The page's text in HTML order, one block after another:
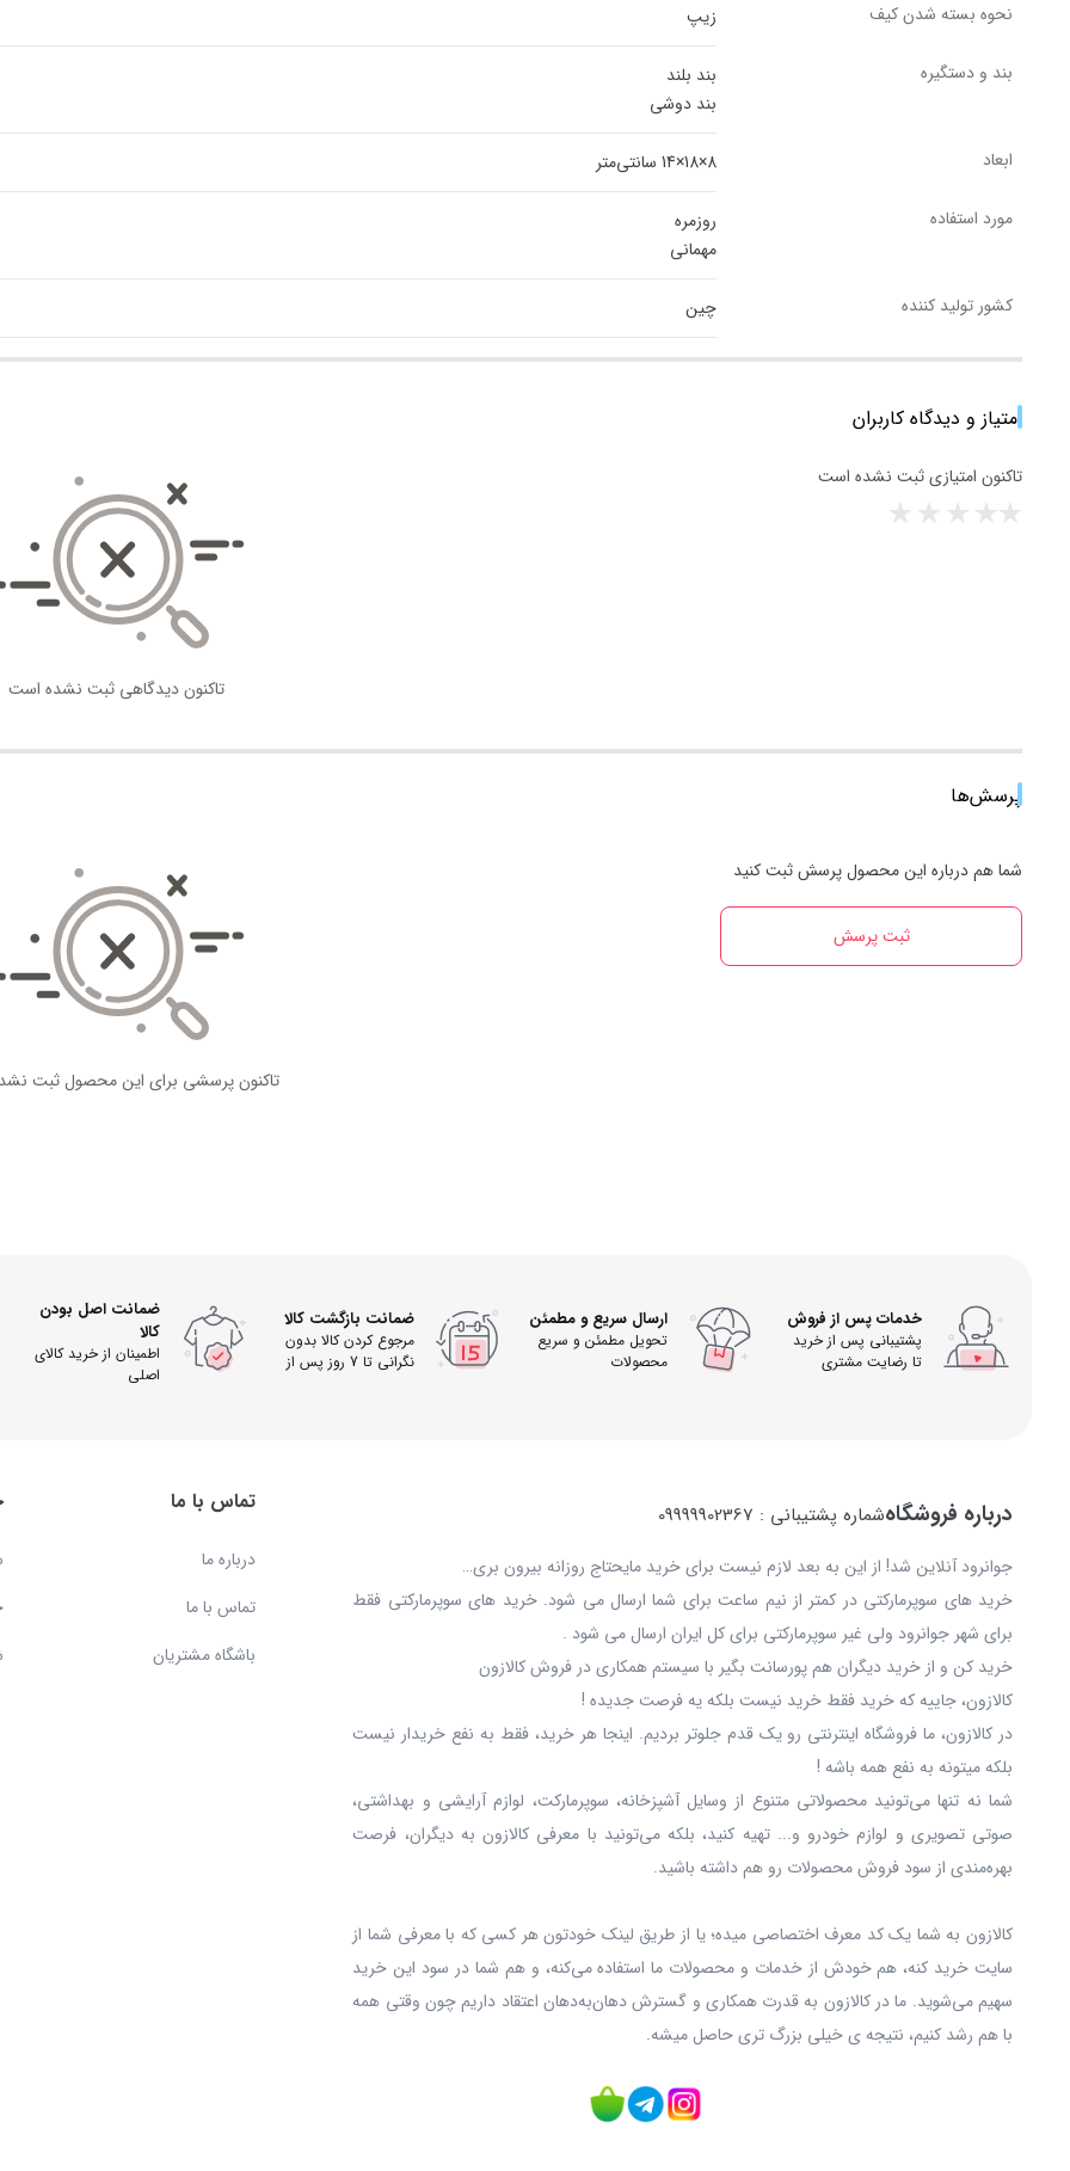
نحوه بسته شدن کیف زیپ
بند و دستگیره
بند بلند
بند دوشی
ابعاد 8×18×14 سانتی‌متر
مورد استفاده
روزمره
مهمانی
کشور تولید کننده چین
امتیاز و دیدگاه کاربران
تاکنون امتیازی ثبت نشده است
تاکنون دیدگاهی ثبت نشده است
پرسش‌ها
شما هم درباره این محصول پرسش ثبت کنید
ثبت پرسش
تاکنون پرسشی برای این محصول ثبت
خدمات پس از فروش
پشتیبانی پس از خرید
تا رضایت مشتری
ارسال سریع و مطمئن
تحویل مطمئن و سریع
محصولات
ضمانت بازگشت کالا
مرجوع کردن کالا بدون
نگرانی تا 7 روز پس از
ضمانت اصل بودن
کالا
اطمینان از خرید کالای
اصلی
درباره فروشگاهشماره پشتیبانی : 09999902367
جوانرود آنلاین شد! از این به بعد لازم نیست برای خرید مایحتاج روزانه بیرون بری…
خرید های سوپرمارکتی در کمتر از نیم ساعت برای شما ارسال می شود. خرید های سوپرمارکتی فقط
برای شهر جوانرود ولی غیر سوپرمارکتی برای کل ایران ارسال می شود .
خرید کن و از خرید دیگران هم پورسانت بگیر با سیستم همکاری در فروش کالازون
کالازون، جاییه که خرید فقط خرید نیست بلکه یه فرصت جدیده !
در کالازون، ما فروشگاه اینترنتی رو یک قدم جلوتر بردیم. اینجا هر خرید، فقط به نفع خریدار نیست
بلکه میتونه به نفع همه باشه !
شما نه‌ تنها می‌تونید محصولاتی متنوع از وسایل آشپزخانه، سوپرمارکت، لوازم آرایشی و بهداشتی،
صوتی تصویری و لوازم خودرو و... تهیه کنید، بلکه می‌تونید با معرفی کالازون به دیگران، فرصت
بهره‌مندی از سود فروش محصولات رو هم داشته باشید.
کالازون به شما یک کد معرف اختصاصی میده؛ یا از طریق لینک خودتون هر کسی که با معرفی شما از
سایت خرید کنه، هم خودش از خدمات و محصولات ما استفاده می‌کنه، و هم شما در سود این خرید
سهیم می‌شوید. ما در کالازون به قدرت همکاری و گسترش دهان‌به‌دهان اعتقاد داریم چون وقتی همه
با هم رشد کنیم، نتیجه ی خیلی بزرگ‌ تری حاصل میشه.
تماس با ما
درباره ما
تماس با ما
باشگاه مشتریان